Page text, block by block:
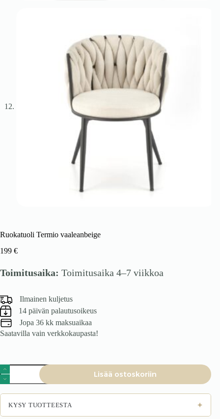
Ruokatuoli Termio vaaleanbeige
199 €
Toimitusaika: Toimitusaika 4–7 viikkoa
Ilmainen kuljetus
14 päivän palautusoikeus
Jopa 36 kk maksuaikaa
Saatavilla vain verkkokaupasta!
Ruokatuoli
Termio
vaaleanbeige
määrä
Lisää ostoskoriin
KYSY TUOTTEESTA +